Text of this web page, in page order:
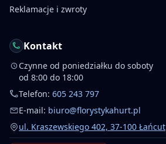
Reklamacje i zwroty
Kontakt
Czynne od poniedziałku do soboty
od 8:00 do 18:00
Telefon: 605 243 797
E-mail: biuro@florystykahurt.pl
ul. Kraszewskiego 402, 37-100 Łańcut